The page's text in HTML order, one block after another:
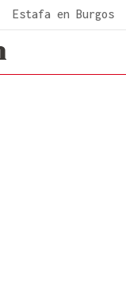
Estafa en Burgos